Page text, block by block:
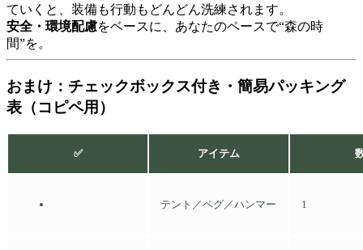
ていくと、装備も行動もどんどん洗練されます。
安全・環境配慮をベースに、あなたのペースで“森の時
間”を。
おまけ：チェックボックス付き・簡易パッキング
表（コピペ用）
✅ アイテム
テント／ペグ／ハンマー 1